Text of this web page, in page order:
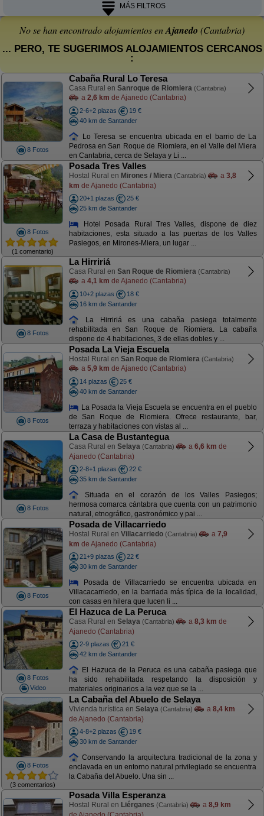
MÁS FILTROS
No se han encontrado alojamientos enAjanedo (Cantabria)
... PERO, TE SUGERIMOS ALOJAMIENTOS CERCANOS
:
8 Fotos
Cabaña Rural Lo Teresa
Casa Rural en Sanroque de Riomiera (Cantabria)
a 2,6 km de Ajanedo (Cantabria)
2-6+2 plazas
19 €
40 km de Santander
Lo Teresa se encuentra ubicada en el barrio de La
Pedrosa en San Roque de Riomiera, en el Valle del Miera
en Cantabria, cerca de Selaya y Li ...
8 Fotos
(1 comentario)
Posada Tres Valles
Hostal Rural en Mirones / Miera (Cantabria) a 3,8
km de Ajanedo (Cantabria)
20+1 plazas
25 €
25 km de Santander
Hotel Posada Rural Tres Valles, dispone de diez
habitaciones, esta situado a las puertas de los Valles
Pasiegos, en Mirones-Miera, un lugar ...
8 Fotos
La Hirririá
Casa Rural en San Roque de Riomiera (Cantabria)
a 4,1 km de Ajanedo (Cantabria)
10+2 plazas
18 €
16 km de Santander
La Hirririá es una cabaña pasiega totalmente
rehabilitada en San Roque de Riomiera. La cabaña
dispone de 4 habitaciones, 3 de ellas dobles y ...
8 Fotos
Posada La Vieja Escuela
Hostal Rural en San Roque de Riomiera (Cantabria)
a 5,9 km de Ajanedo (Cantabria)
14 plazas
25 €
40 km de Santander
La Posada la Vieja Escuela se encuentra en el pueblo
de San Roque de Riomiera. Ofrece restaurante, bar,
terraza y habitaciones con vistas al ...
8 Fotos
La Casa de Bustantegua
Casa Rural en Selaya (Cantabria) a 6,6 km de
Ajanedo (Cantabria)
2-8+1 plazas
22 €
35 km de Santander
Situada en el corazón de los Valles Pasiegos;
hermosa comarca cántabra que cuenta con un patrimonio
natural, etnográfico, gastronómico y pai ...
8 Fotos
Posada de Villacarriedo
Hostal Rural en Villacarriedo (Cantabria) a 7,9
km de Ajanedo (Cantabria)
21+9 plazas
22 €
30 km de Santander
Posada de Villacarriedo se encuentra ubicada en
Villacacarriedo, en la barriada más típica de la localidad,
con casas en hilera que lucen li ...
8 Fotos
Video
El Hazuca de La Peruca
Casa Rural en Selaya (Cantabria) a 8,3 km de
Ajanedo (Cantabria)
2-9 plazas
21 €
42 km de Santander
El Hazuca de la Peruca es una cabaña pasiega que
ha sido rehabilitada respetando la disposición y
materiales originarios a la vez que se la ...
8 Fotos
(3 comentarios)
La Cabaña del Abuelo de Selaya
Vivienda turística en Selaya (Cantabria) a 8,4 km
de Ajanedo (Cantabria)
4-8+2 plazas
19 €
30 km de Santander
Conservando la arquitectura tradicional de la zona y
enclavada en un entorno natural privilegiado se encuentra
la Cabaña del Abuelo. Una sin ...
Posada Villa Esperanza
Hostal Rural en Liérganes (Cantabria) a 8,9 km